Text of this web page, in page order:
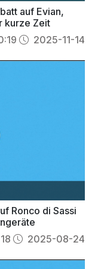
auf Evian,
kurze Zeit
2025-11-14
Ronco di Sassi
2025-08-24